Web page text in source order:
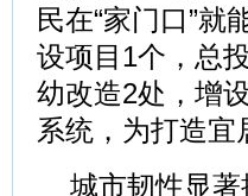
民在“家门口”
设项目1个，总
幼改造2处，增
系统，为打造宜
城市韧性显